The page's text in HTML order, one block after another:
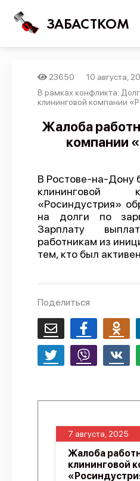
ЗАБАСТКОМ
Трудовые
Предложить
О
Политика
23650
10 августа,
В рамках конфликта:
клининговой компании
Жалоба
компании
В Ростове-на-Дону
клининговой
«Росиндустрия»
на долги по
Зарплату
работникам из
тем, кто был
Поделиться
7 августа, 2025
Жалоба
клининговой